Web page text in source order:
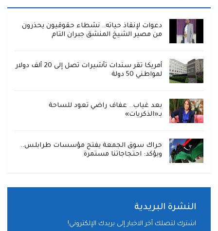
دعوات لإنقاذ حياته.. نشطاء حقوقيون يحذرون
من مصير الشيخ المنشق جبران التام
أمريكا تقر سندات تأشيرات تصل إلى 20 ألف دولار
لمواطني 50 دولة
بعد غياب.. عفاف راضي تعود للساحة
بـ«الذكريات»
حراك سوق الجمعة يفتح مؤسسات طرابلس..
ويؤكد: احتجاجاتنا مستمرة
النشرة البريدية
اشترك لتصلك آخر الاخبار إلى بريدك الإلكتروني!